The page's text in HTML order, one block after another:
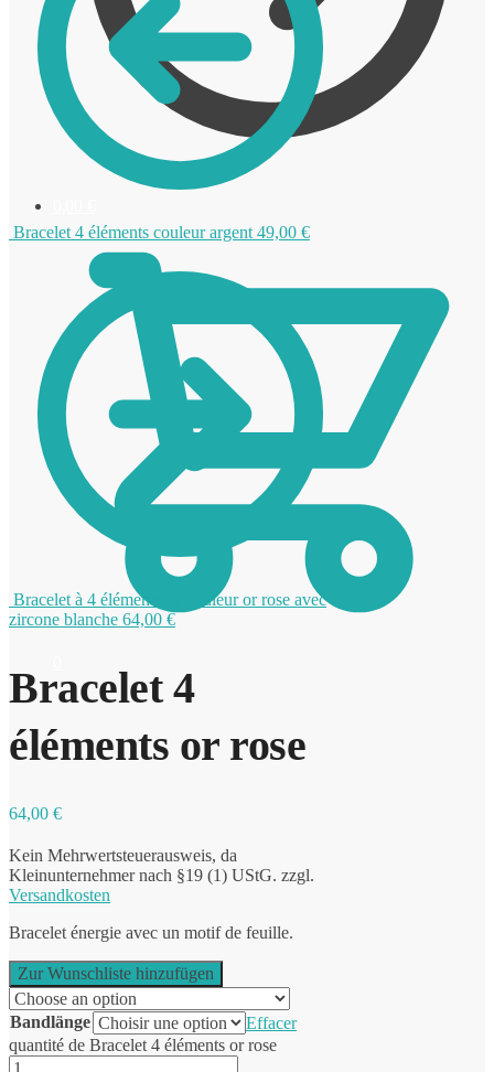
Bracelet 4 éléments couleur argent 49,00 €
Bracelet à 4 éléments de couleur or rose avec
zircone blanche 64,00 €
Bracelet 4
éléments or rose
64,00 €
Kein Mehrwertsteuerausweis, da
Kleinunternehmer nach §19 (1) UStG. zzgl.
Versandkosten
Bracelet énergie avec un motif de feuille.
Zur Wunschliste hinzufügen
Bandlänge
Effacer
quantité de Bracelet 4 éléments or rose